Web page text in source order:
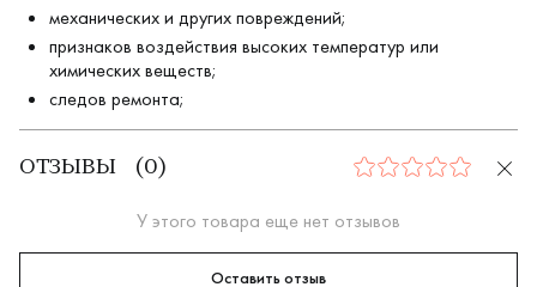
механических и других повреждений;
признаков воздействия высоких температур или
химических веществ;
следов ремонта;
ОТЗЫВЫ ( 0) 0
У этого товара еще нет отзывов
Оставить отзыв